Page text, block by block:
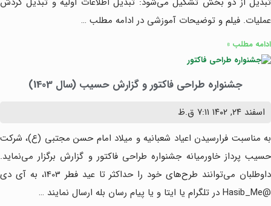
عملیات. فیلم و توضیحات آموزشی در ادامه مطلب …
ادامه مطلب »
جشنواره طراحی فاکتور و گزارش حسیب (سال 1403)
اسفند ۲۴, ۱۴۰۲
۷:۱۱ ق.ظ
به مناسبت فرارسیدن اعیاد شعبانیه و میلاد امام حسن مجتبی (ع)، شرکت
حسیب پرداز خاورمیانه جشنواره طراحی فاکتور و گزارش برگزار می‌نماید.
داوطلبان می‌توانند طرح‌های خود را حداکثر تا عید فطر 1403، به آی دی
@Hasib_Me در تلگرام یا ایتا و یا پیام رسان بله ارسال نمایند …